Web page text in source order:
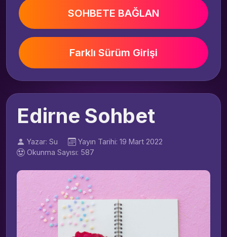
SOHBETE BAĞLAN
Farklı Sürüm Girişi
Edirne Sohbet
Yazar: Su
Yayın Tarihi: 19 Mart 2022
Okunma Sayısı: 587